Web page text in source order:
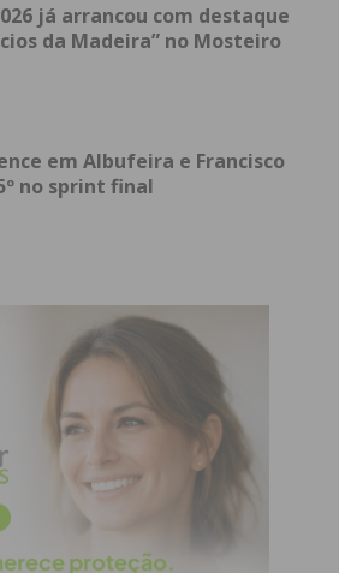
já arrancou com destaque
da Madeira” no Mosteiro
em Albufeira e Francisco
no sprint final